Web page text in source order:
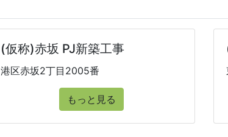
(仮称)赤坂 PJ新築工事
港区赤坂2丁目2005番
もっと見る